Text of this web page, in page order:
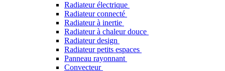
Radiateur électrique
Radiateur connecté
Radiateur à inertie
Radiateur à chaleur douce
Radiateur design
Radiateur petits espaces
Panneau rayonnant
Convecteur